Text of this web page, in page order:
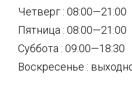
Четверг : 08:00—21:00
Пятница : 08:00—21:00
Суббота : 09:00—18:30
Воскресенье :